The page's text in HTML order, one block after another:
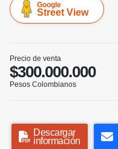
Google
Street View
Precio de venta
$300.000.000
Pesos Colombianos
Descargar
información